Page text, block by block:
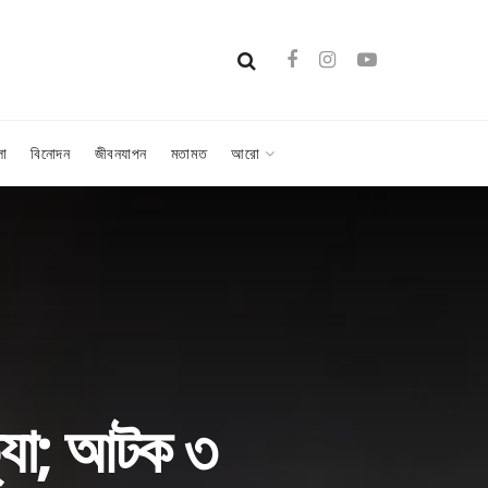
বিনোদন জীবনযাপন মতামত আরো
আটক ৩